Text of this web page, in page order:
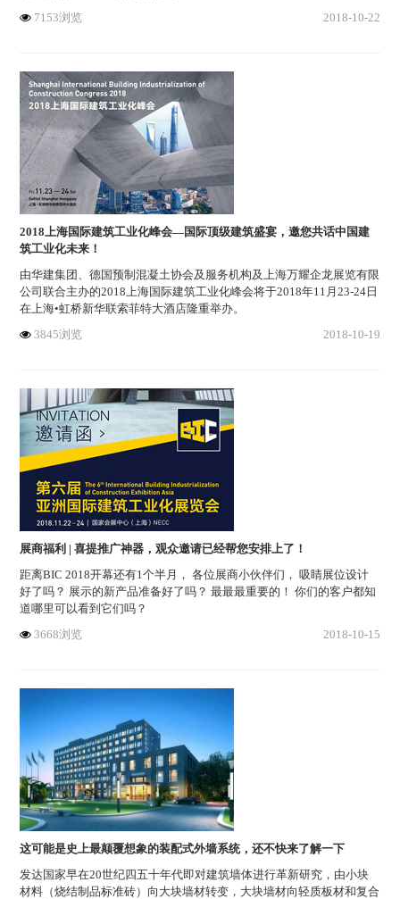
7153浏览
2018-10-22
2018上海国际建筑工业化峰会—国际顶级建筑盛宴，邀您共话中国建
筑工业化未来！
由华建集团、德国预制混凝土协会及服务机构及上海万耀企龙展览有限
公司联合主办的2018上海国际建筑工业化峰会将于2018年11月23-24日
在上海•虹桥新华联索菲特大酒店隆重举办。
3845浏览
2018-10-19
展商福利 | 喜提推广神器，观众邀请已经帮您安排上了！
距离BIC 2018开幕还有1个半月， 各位展商小伙伴们， 吸睛展位设计
好了吗？ 展示的新产品准备好了吗？ 最最最重要的！ 你们的客户都知
道哪里可以看到它们吗？
3668浏览
2018-10-15
这可能是史上最颠覆想象的装配式外墙系统，还不快来了解一下
发达国家早在20世纪四五十年代即对建筑墙体进行革新研究，由小块
材料（烧结制品标准砖）向大块墙材转变，大块墙材向轻质板材和复合